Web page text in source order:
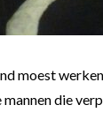
moest
mannen die